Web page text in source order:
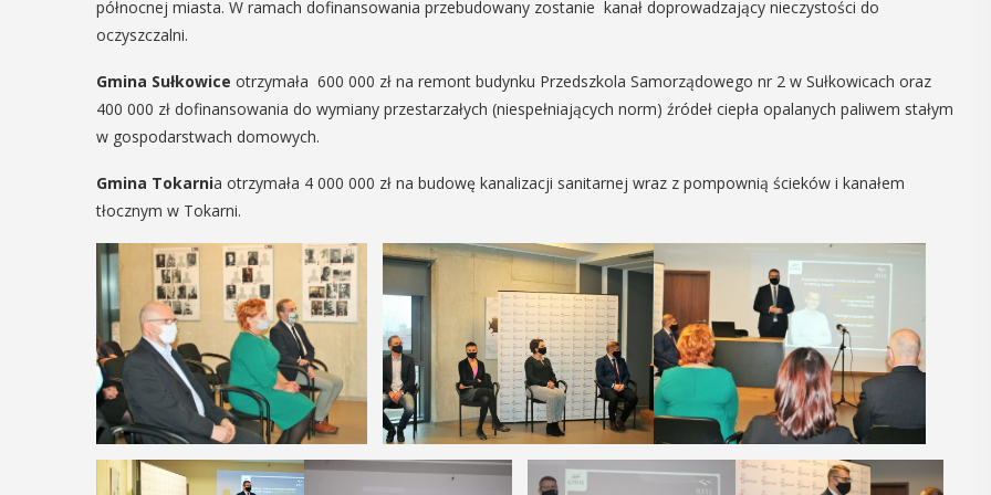
północnej miasta. W ramach dofinansowania przebudowany zostanie kanał doprowadzający nieczystości do
oczyszczalni.
Gmina Sułkowice otrzymała 600 000 zł na remont budynku Przedszkola Samorządowego nr 2 w Sułkowicach oraz
400 000 zł dofinansowania do wymiany przestarzałych (niespełniających norm) źródeł ciepła opalanych paliwem stałym
w gospodarstwach domowych.
Gmina Tokarnia otrzymała 4 000 000 zł na budowę kanalizacji sanitarnej wraz z pompownią ścieków i kanałem
tłocznym w Tokarni.
z Folklorem
13–20 lipca.
jest Gmina
przez Myślenicki
SIERPIEŃ
08:00 - 18:00
Myślimira.
Mieszczanie i
rzemieślnicy
W ostatni weekend wakacji, czyli 29-30
sierpnia w Myślenicach odbędzie się
piąta edycja Turnieju Myślimira.
Wydarzenie organizowane przez
Muzeum Niepodległości w Myślenicach
Promocja XXVII
„Małopolska.
Regiony –
regionalizmy –
małe ojczyny”
W środę 6 maja o godz. 17 w Miejskiej
Bibliotece Publicznej w Myślenicach
rocznika "Małopolska. Regiony -